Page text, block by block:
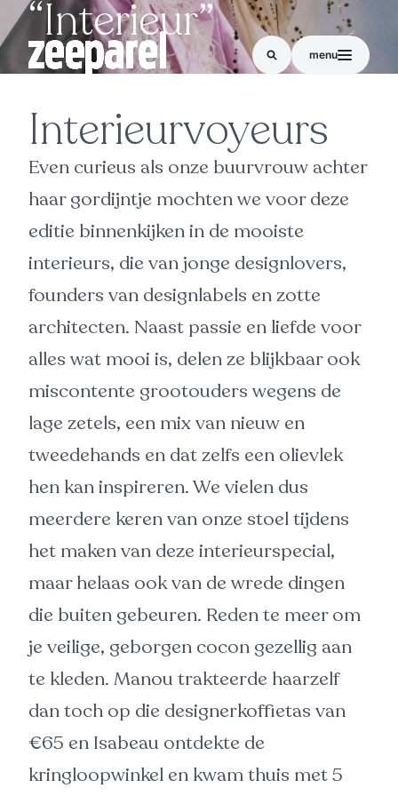
menu
“Interieur”
Interieurvoyeurs
Even curieus als onze buurvrouw achter
haar gordijntje mochten we voor deze
editie binnenkijken in de mooiste
interieurs, die van jonge designlovers,
founders van designlabels en zotte
architecten. Naast passie en liefde voor
alles wat mooi is, delen ze blijkbaar ook
miscontente grootouders wegens de
lage zetels, een mix van nieuw en
tweedehands en dat zelfs een olievlek
hen kan inspireren. We vielen dus
meerdere keren van onze stoel tijdens
het maken van deze interieurspecial,
maar helaas ook van de wrede dingen
die buiten gebeuren. Reden te meer om
je veilige, geborgen cocon gezellig aan
te kleden. Manou trakteerde haarzelf
dan toch op die designerkoffietas van
€65 en Isabeau ontdekte de
kringloopwinkel en kwam thuis met 5